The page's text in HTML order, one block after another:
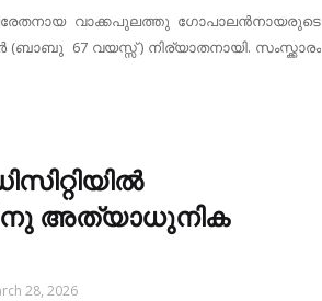
വാക്കപുലത്തു ഗോപാലൻനായരുടെ
(ബാബു 67 വയസ്സ് ) നിര്യാതനായി. സംസ്ക്കാരം
അത്യാധുനിക
28, 2026